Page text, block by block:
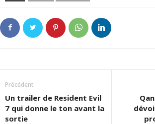
Précédent
Un trailer de Resident Evil
7 qui donne le ton avant la
sortie